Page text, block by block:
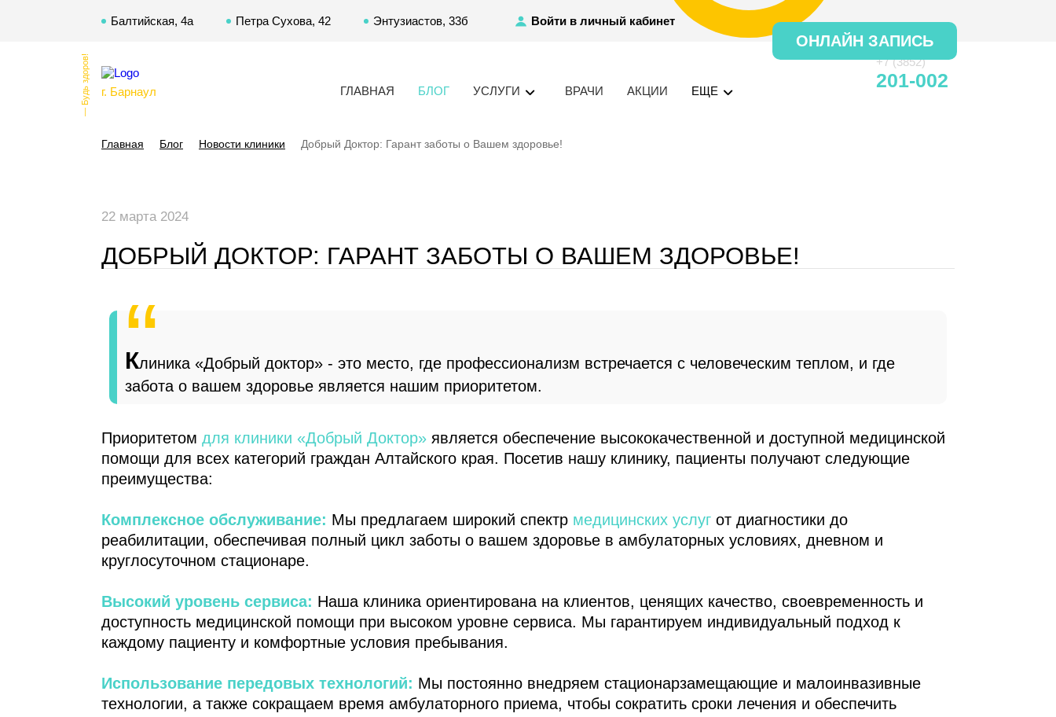
— Будь здоров! г. Барнаул ГЛАВНАЯ БЛОГ УСЛУГИ ВРАЧИ АКЦИИ ЕЩЕ
+7 (3852)
201-002
Балтийская, 4а Петра Сухова, 42 Энтузиастов, 33б Войти в личный кабинет
ОНЛАЙН ЗАПИСЬ
Главная Блог Новости клиники Добрый Доктор: Гарант заботы о Вашем здоровье!
22 марта 2024
ДОБРЫЙ ДОКТОР: ГАРАНТ ЗАБОТЫ О ВАШЕМ ЗДОРОВЬЕ!
Клиника «Добрый доктор» - это место, где профессионализм встречается с человеческим теплом, и где
забота о вашем здоровье является нашим приоритетом.
Приоритетом для клиники «Добрый Доктор» является обеспечение высококачественной и доступной медицинской
помощи для всех категорий граждан Алтайского края. Посетив нашу клинику, пациенты получают следующие
преимущества:
Комплексное обслуживание: Мы предлагаем широкий спектр медицинских услуг от диагностики до
реабилитации, обеспечивая полный цикл заботы о вашем здоровье в амбулаторных условиях, дневном и
круглосуточном стационаре.
Высокий уровень сервиса: Наша клиника ориентирована на клиентов, ценящих качество, своевременность и
доступность медицинской помощи при высоком уровне сервиса. Мы гарантируем индивидуальный подход к
каждому пациенту и комфортные условия пребывания.
Использование передовых технологий: Мы постоянно внедряем стационарзамещающие и малоинвазивные
технологии, а также сокращаем время амбулаторного приема, чтобы сократить сроки лечения и обеспечить